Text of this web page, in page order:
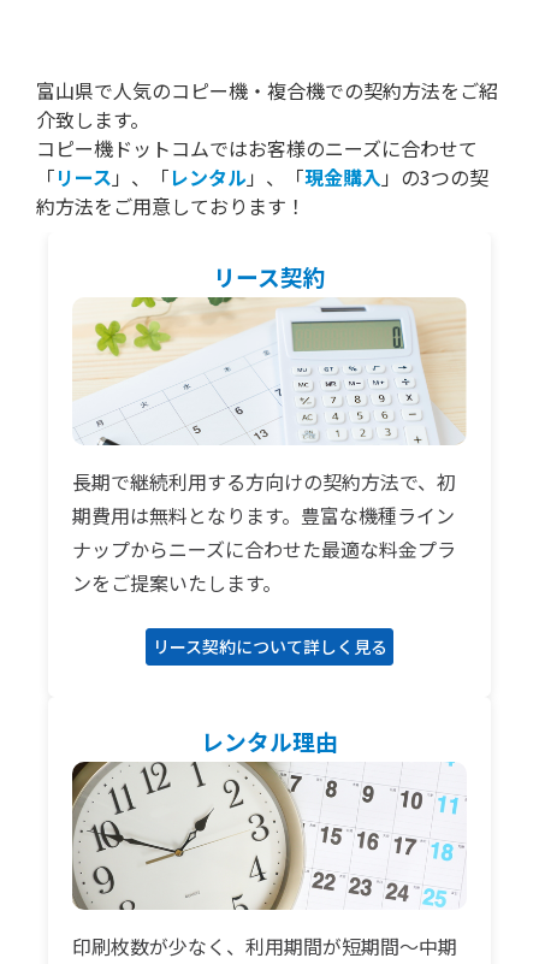
富山県で人気のコピー機・複合機での契約方法をご紹
介致します。
コピー機ドットコムではお客様のニーズに合わせて
「リース 」、「レンタル」、「現金購入」の3つの契
約方法をご用意しております！
リース契約
長期で継続利用する方向けの契約方法で、初
期費用は無料となります。豊富な機種ライン
ナップからニーズに合わせた最適な料金プラ
ンをご提案いたします。
リース契約について詳しく見る
レンタル理由
印刷枚数が少なく、利用期間が短期間～中期